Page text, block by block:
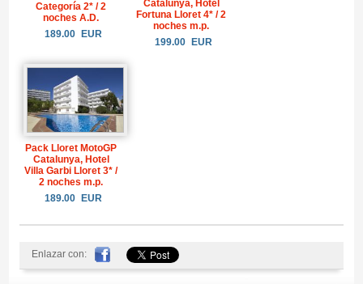
Categoría 2* / 2
noches A.D.
189.00
EUR
Catalunya, Hotel
Fortuna Lloret 4* / 2
noches m.p.
199.00
EUR
Pack Lloret MotoGP
Catalunya, Hotel
Villa Garbi Lloret 3* /
2 noches m.p.
189.00 EUR
Enlazar con: